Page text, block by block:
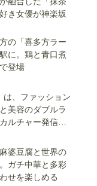
き女優が神楽坂
の「喜多方ラー
に。鶏と青口煮
登場
は、ファッション
美容のダブルラ
ルチャー発信基
婆豆腐と世界の
ガチ中華と多彩
せを楽しめる